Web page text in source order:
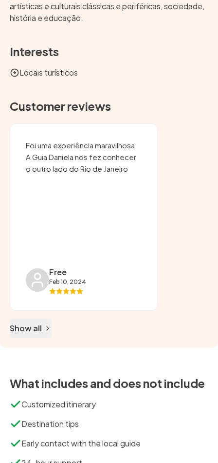
artísticas e culturais clássicas e periféricas, sociedade,
história e educação.
Interests
Locais turísticos
Customer reviews
Foi uma experiência maravilhosa.
A Guia Daniela nos fez conhecer
o outro lado do Rio de Janeiro
Free
Feb 10, 2024
Show all
What includes and does not include
Customized itinerary
Destination tips
Early contact with the local guide